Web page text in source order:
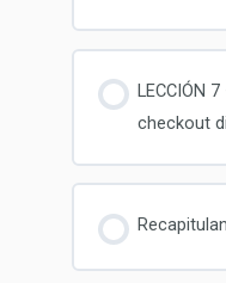
LECCIÓN
checkout